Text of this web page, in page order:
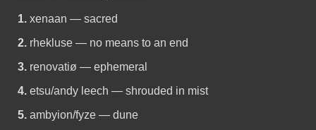
1. xenaan — sacred
2. rhekluse — no means to an end
3. renovatiø — ephemeral
4. etsu/andy leech — shrouded in mist
5. ambyion/fyze — dune